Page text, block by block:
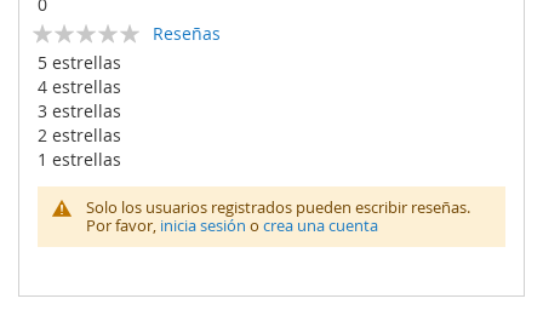
Calificación:
% of100
Reseñas
5 estrellas
4 estrellas
3 estrellas
2 estrellas
1 estrellas
Solo los usuarios registrados pueden escribir reseñas.
Por favor, inicia sesión o crea una cuenta